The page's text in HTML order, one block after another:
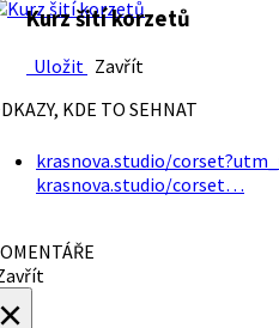
Kurz šití korzetů
Uložit Zavřít
KDE TO SEHNAT
krasnova.studio/
krasnova.studio/corset…